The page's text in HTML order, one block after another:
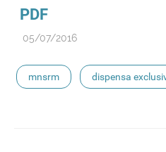
PDF
05/07/2016
mnsrm dispensa